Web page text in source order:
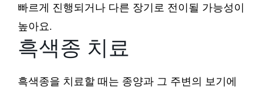
빠르게 진행되거나 다른 장기로 전이될 가능성이
높아요.
흑색종 치료
흑색종을 치료할 때는 종양과 그 주변의 보기에